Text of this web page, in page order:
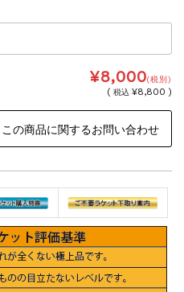
¥8,000(税別)
(税込 ¥8,800 )
この商品に関するお問い合わせ